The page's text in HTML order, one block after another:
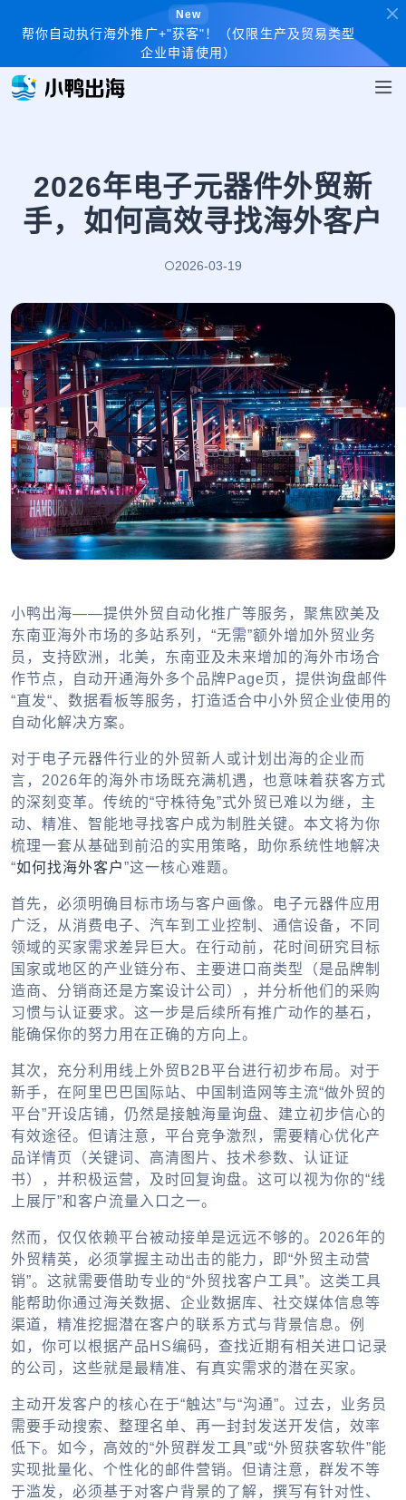
New
帮你自动执行海外推广+"获客"！（仅限生产及贸易类型
企业申请使用）
2026年电子元器件外贸新
手，如何高效寻找海外客户
2026-03-19
小鸭出海——提供外贸自动化推广等服务，聚焦欧美及
东南亚海外市场的多站系列，“无需”额外增加外贸业务
员，支持欧洲，北美，东南亚及未来增加的海外市场合
作节点，自动开通海外多个品牌Page页，提供询盘邮件
“直发“、数据看板等服务，打造适合中小外贸企业使用的
自动化解决方案。
对于电子元器件行业的外贸新人或计划出海的企业而
言，2026年的海外市场既充满机遇，也意味着获客方式
的深刻变革。传统的“守株待兔”式外贸已难以为继，主
动、精准、智能地寻找客户成为制胜关键。本文将为你
梳理一套从基础到前沿的实用策略，助你系统性地解决
“如何找海外客户”这一核心难题。
首先，必须明确目标市场与客户画像。电子元器件应用
广泛，从消费电子、汽车到工业控制、通信设备，不同
领域的买家需求差异巨大。在行动前，花时间研究目标
国家或地区的产业链分布、主要进口商类型（是品牌制
造商、分销商还是方案设计公司），并分析他们的采购
习惯与认证要求。这一步是后续所有推广动作的基石，
能确保你的努力用在正确的方向上。
其次，充分利用线上外贸B2B平台进行初步布局。对于
新手，在阿里巴巴国际站、中国制造网等主流“做外贸的
平台”开设店铺，仍然是接触海量询盘、建立初步信心的
有效途径。但请注意，平台竞争激烈，需要精心优化产
品详情页（关键词、高清图片、技术参数、认证证
书），并积极运营，及时回复询盘。这可以视为你的“线
上展厅”和客户流量入口之一。
然而，仅仅依赖平台被动接单是远远不够的。2026年的
外贸精英，必须掌握主动出击的能力，即“外贸主动营
销”。这就需要借助专业的“外贸找客户工具”。这类工具
能帮助你通过海关数据、企业数据库、社交媒体信息等
渠道，精准挖掘潜在客户的联系方式与背景信息。例
如，你可以根据产品HS编码，查找近期有相关进口记录
的公司，这些就是最精准、有真实需求的潜在买家。
主动开发客户的核心在于“触达”与“沟通”。过去，业务员
需要手动搜索、整理名单、再一封封发送开发信，效率
低下。如今，高效的“外贸群发工具”或“外贸获客软件”能
实现批量化、个性化的邮件营销。但请注意，群发不等
于滥发，必须基于对客户背景的了解，撰写有针对性、